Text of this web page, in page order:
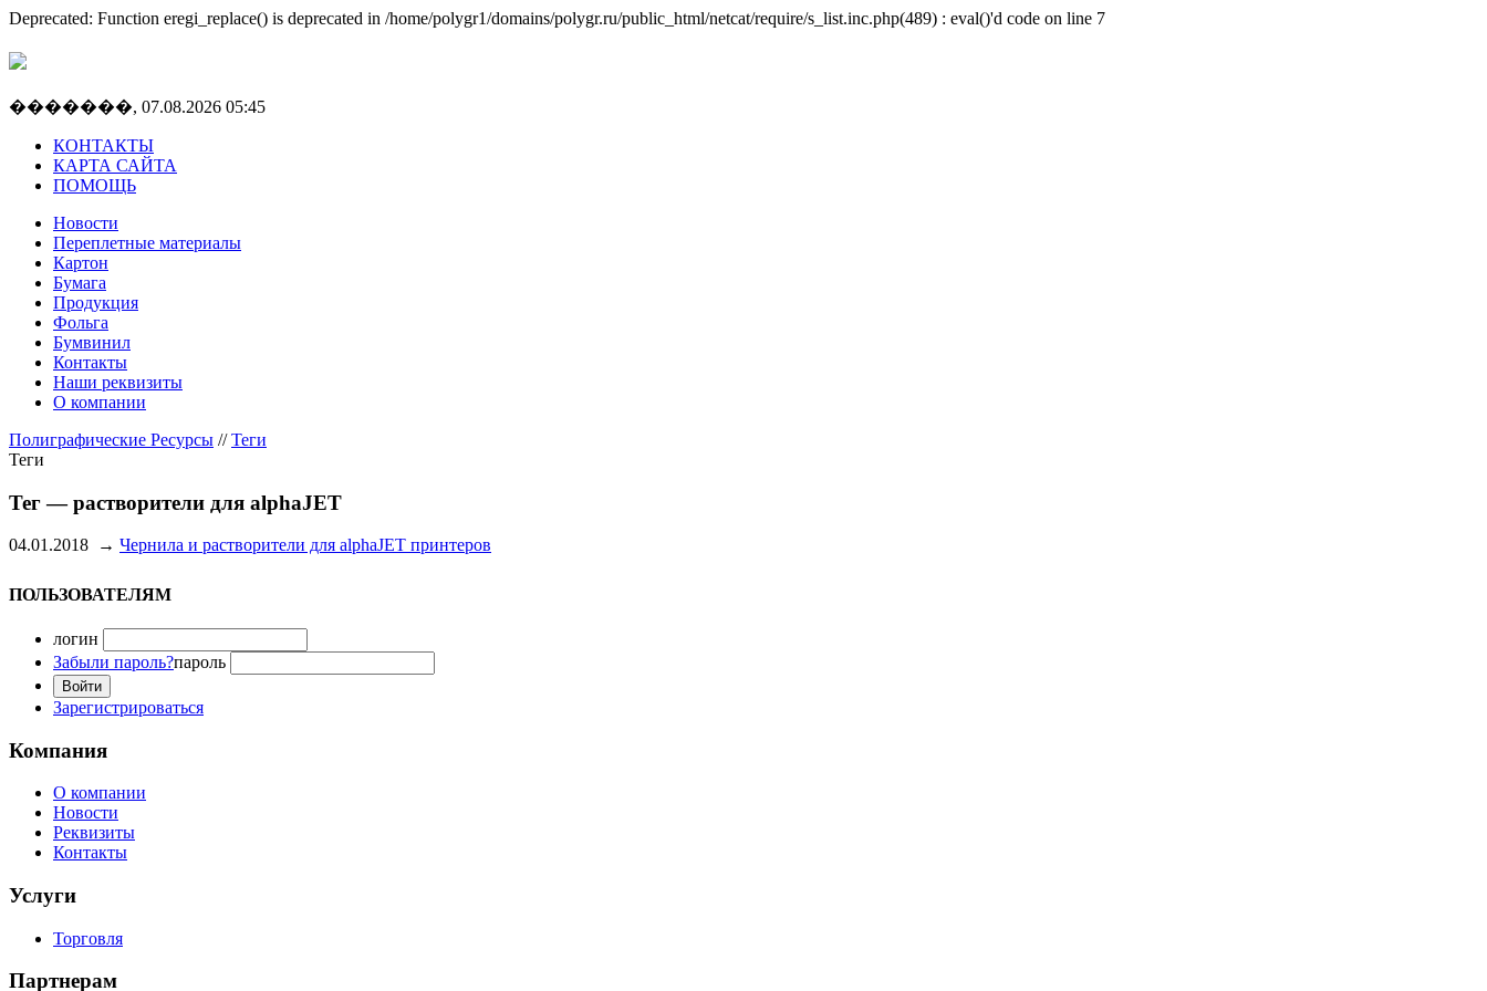
Deprecated: Function eregi_replace() is deprecated in /home/polygr1/domains/polygr.ru/public_html/netcat/require/s_list.inc.php(489) : eval()'d code on line 7
�������, 07.08.2026 05:45
КОНТАКТЫ
КАРТА САЙТА
ПОМОЩЬ
Новости
Переплетные материалы
Картон
Бумага
Продукция
Фольга
Бумвинил
Контакты
Наши реквизиты
О компании
Полиграфические Ресурсы //Теги
Теги
Тег — растворители для alphaJET
04.01.2018 → Чернила и растворители для alphaJET принтеров
ПОЛЬЗОВАТЕЛЯМ
логин
Забыли пароль?пароль
Зарегистрироваться
Компания
О компании
Новости
Реквизиты
Контакты
Услуги
Торговля
Партнерам